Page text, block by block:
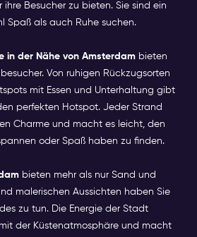
Besucher zu bieten. Sie sind ein
Spaß als auch Ruhe suchen.
in der Nähe von Amsterdam bieten
Von ruhigen Rückzugsorten
mit Essen und Unterhaltung gibt
perfekten Hotspot. Jeder Strand
Charme und macht es leicht, den
oder Spaß haben zu finden.
bieten mehr als nur Sand und
malerischen Aussichten haben Sie
zu tun. Die Energie der Stadt
der Küstenatmosphäre und macht